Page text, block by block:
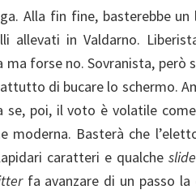
Alla fin fine, basterebbe
allevati in Valdarno.
forse no. Sovranista, però
di bucare lo schermo.
se, poi, il voto è volatile
moderna. Basterà che
caratteri e qualcheslide
fa avanzare di un passo la